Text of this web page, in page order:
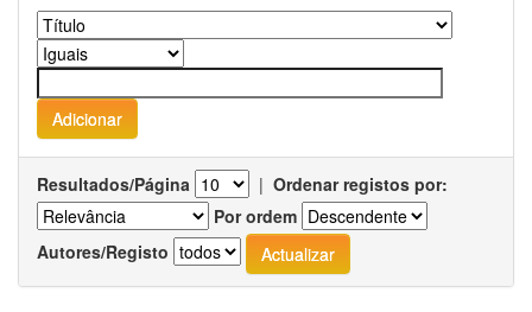
Resultados/Página | Ordenar registos por:
Por ordem
Autores/Registo